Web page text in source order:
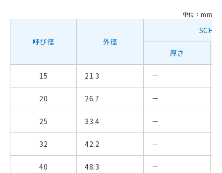
単位：mm
呼び径 外径
SCH20
厚さ
15 21.3 －
20 26.7 －
25 33.4 －
32 42.2 －
40 48.3 －